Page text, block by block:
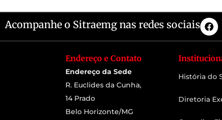
Acompanhe o Sitraemg nas redes sociais
Endereço e Contato
Endereço da Sede
R. Euclides da Cunha,
14 Prado
Belo Horizonte/MG
História do
Diretoria